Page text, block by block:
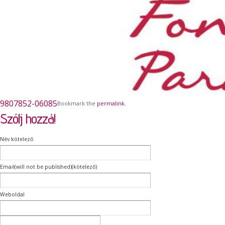
9807852-06085Bookmark the permalink.
Szólj hozzá!
Név kötelező
Email(will not be published)(kötelező)
Weboldal